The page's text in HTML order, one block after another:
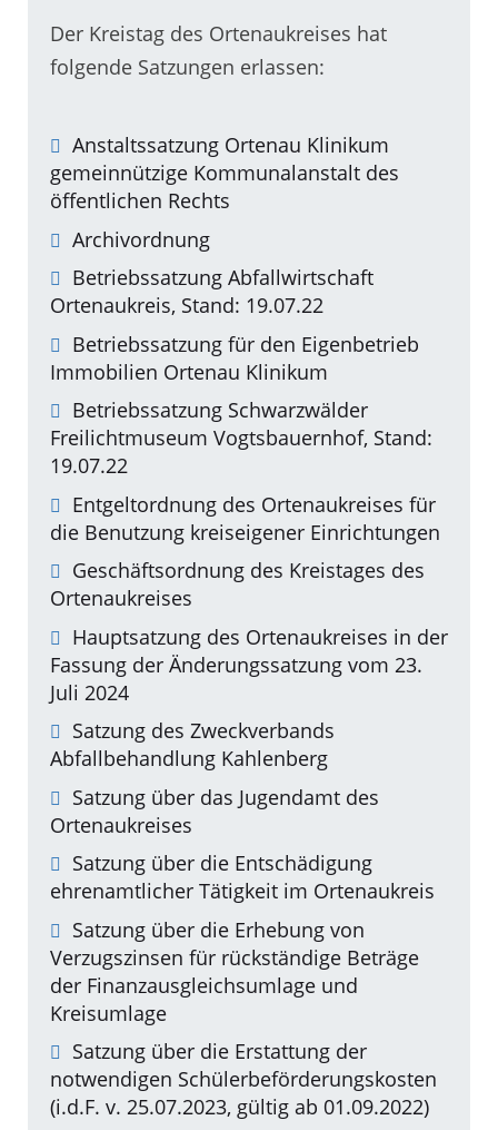
Der Kreistag des Ortenaukreises hat
folgende Satzungen erlassen:
Anstaltssatzung Ortenau Klinikum
gemeinnützige Kommunalanstalt des
öffentlichen Rechts
Archivordnung
Betriebssatzung Abfallwirtschaft
Ortenaukreis, Stand: 19.07.22
Betriebssatzung für den Eigenbetrieb
Immobilien Ortenau Klinikum
Betriebssatzung Schwarzwälder
Freilichtmuseum Vogtsbauernhof, Stand:
19.07.22
Entgeltordnung des Ortenaukreises für
die Benutzung kreiseigener Einrichtungen
Geschäftsordnung des Kreistages des
Ortenaukreises
Hauptsatzung des Ortenaukreises in der
Fassung der Änderungssatzung vom 23.
Juli 2024
Satzung des Zweckverbands
Abfallbehandlung Kahlenberg
Satzung über das Jugendamt des
Ortenaukreises
Satzung über die Entschädigung
ehrenamtlicher Tätigkeit im Ortenaukreis
Satzung über die Erhebung von
Verzugszinsen für rückständige Beträge
der Finanzausgleichsumlage und
Kreisumlage
Satzung über die Erstattung der
notwendigen Schülerbeförderungskosten
(i.d.F. v. 25.07.2023, gültig ab 01.09.2022)